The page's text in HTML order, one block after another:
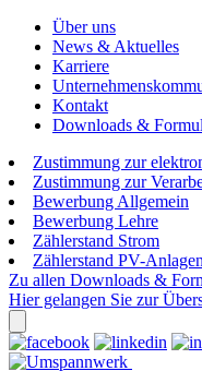
Über uns
News & Aktuelles
Karriere
Kontakt
Downloads &
Zustimmung zur
Zustimmung zur
Bewerbung Allgemein
Bewerbung Lehre
Zählerstand Strom
Zählerstand PV-Anlagen
Zu allen Downloads &
Hier gelangen Sie zur